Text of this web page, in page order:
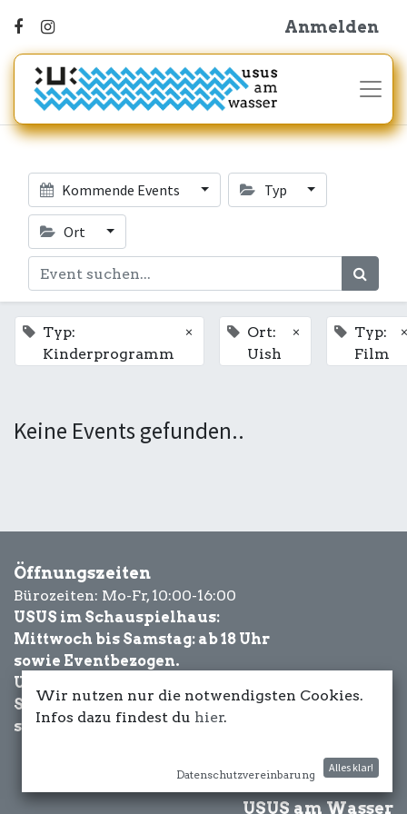
Anmelden
Kommende Events Typ
Ort
Typ:
Kinderprogramm
×
Ort:
Uish
×
Typ:
Film
×
Keine Events gefunden..
Öffnungszeiten
Bürozeiten: Mo-Fr, 10:00-16:00
USUS im Schauspielhaus:
Mittwoch bis Samstag: ab 18 Uhr
sowie Eventbezogen.
USUS am Wasser:
Schönwetter-
sowie Eventbezogen.
USUS am Wasser
Wir nutzen nur die notwendigsten Cookies.
Infos dazu findest du hier.
Datenschutzvereinbarung
Alles klar!